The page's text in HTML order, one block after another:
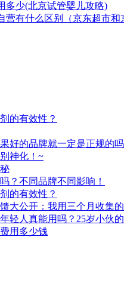
多少(北京试管婴儿攻略)
营有什么区别（京东超市和
的有效性？
好的品牌就一定是正规的吗
神化！~
？不同品牌不同影响！
的有效性？
大公开：我用三个月收集
轻人真能用吗？25岁小伙
用多少钱